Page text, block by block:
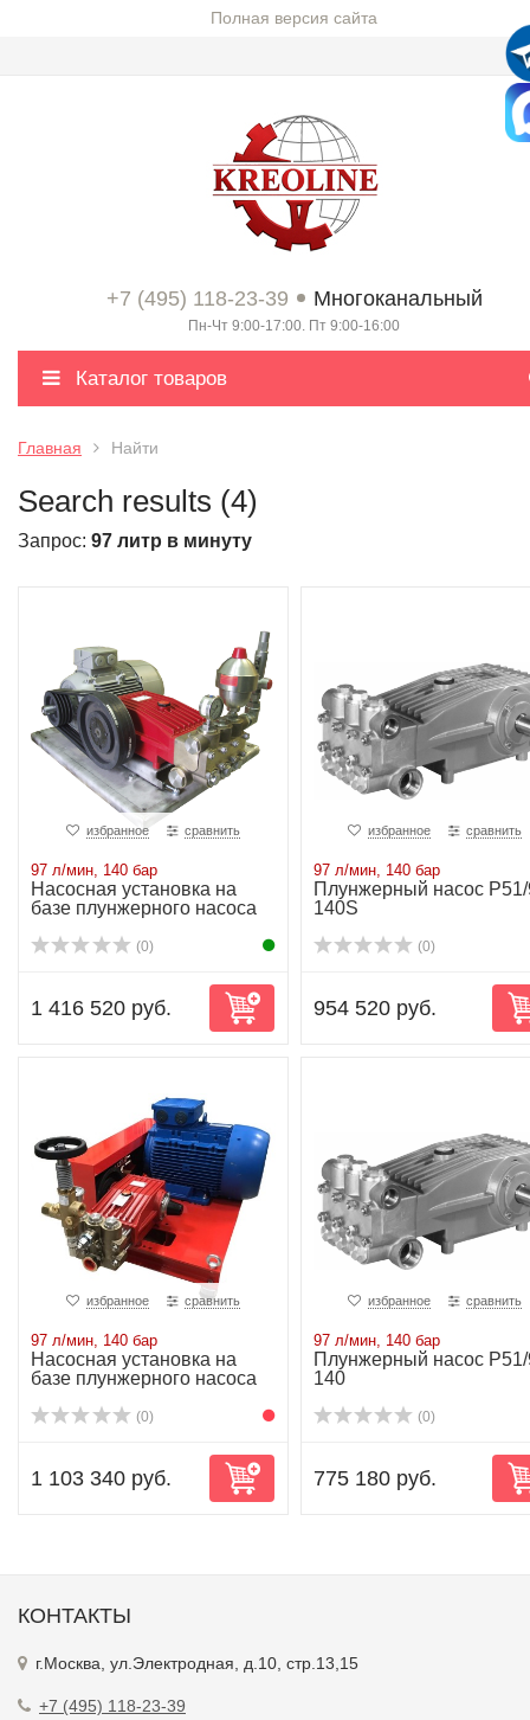
Полная версия сайта
+7 (495) 118-23-39 Многоканальный
Пн-Чт 9:00-17:00. Пт 9:00-16:00
Каталог товаров
Главная Найти
Search results (4)
Запрос: 97 литр в минуту
избранное сравнить
97 л/мин, 140 бар
Насосная установка на
базе плунжерного насоса
(0)
1 416 520 руб.
избранное сравнить
97 л/мин, 140 бар
Плунжерный насос
140S
(0)
954 520 руб.
избранное сравнить
97 л/мин, 140 бар
Насосная установка на
базе плунжерного насоса
(0)
1 103 340 руб.
избранное сравнить
97 л/мин, 140 бар
Плунжерный насос
140
(0)
775 180 руб.
КОНТАКТЫ
г.Москва, ул.Электродная, д.10, стр.13,15
+7 (495) 118-23-39